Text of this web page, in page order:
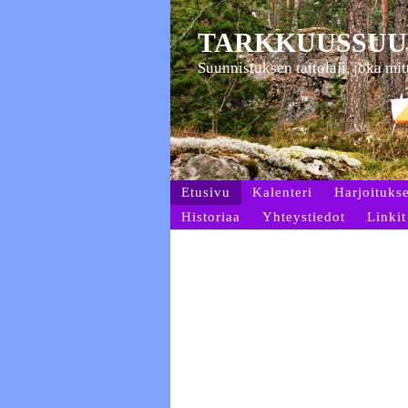
Suunnistuksen taitolaji, joka
Etusivu Kalenteri
Historiaa
Yhteystiedot Linkit